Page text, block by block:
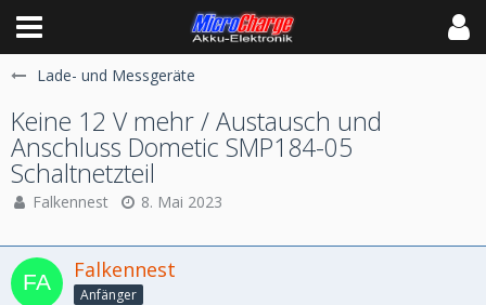
Lade- und Messgeräte
Keine 12 V mehr / Austausch und
Anschluss Dometic SMP184-05
Schaltnetzteil
Falkennest 8. Mai 2023
Falkennest
Anfänger